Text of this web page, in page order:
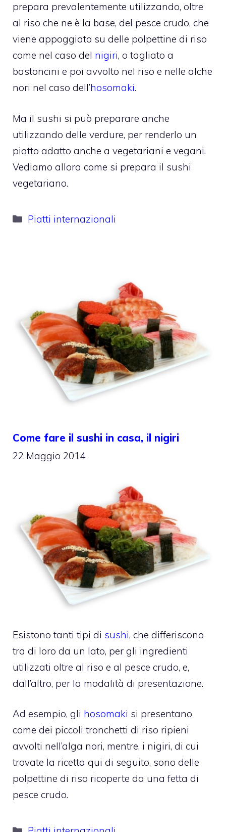
prepara prevalentemente utilizzando, oltre
al riso che ne è la base, del pesce crudo, che
viene appoggiato su delle polpettine di riso
come nel caso del nigiri, o tagliato a
bastoncini e poi avvolto nel riso e nelle alche
nori nel caso dell’hosomaki.
Ma il sushi si può preparare anche
utilizzando delle verdure, per renderlo un
piatto adatto anche a vegetariani e vegani.
Vediamo allora come si prepara il sushi
vegetariano.
Categorie
Piatti internazionali
Come fare il sushi in casa, il nigiri
22 Maggio 2014
Esistono tanti tipi di sushi, che differiscono
tra di loro da un lato, per gli ingredienti
utilizzati oltre al riso e al pesce crudo, e,
dall’altro, per la modalità di presentazione.
Ad esempio, gli hosomaki si presentano
come dei piccoli tronchetti di riso ripieni
avvolti nell’alga nori, mentre, i nigiri, di cui
trovate la ricetta qui di seguito, sono delle
polpettine di riso ricoperte da una fetta di
pesce crudo.
Categorie